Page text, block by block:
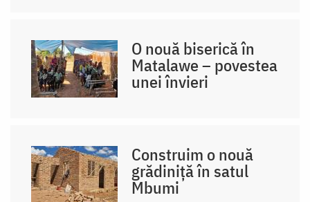
O nouă biserică în
Matalawe – povestea
unei învieri
Construim o nouă
grădiniță în satul
Mbumi